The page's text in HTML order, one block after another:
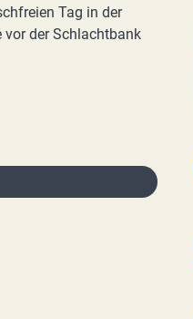
Tag in der
vor der Schlachtbank